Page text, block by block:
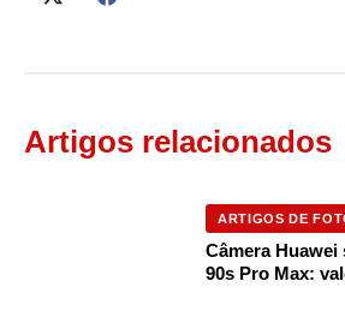
Artigos relacionados
ARTIGOS DE
Câmera
90s Pro Max: